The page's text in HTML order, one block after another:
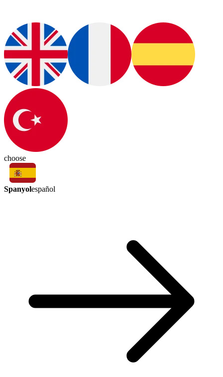
choose
Spanyolespañol